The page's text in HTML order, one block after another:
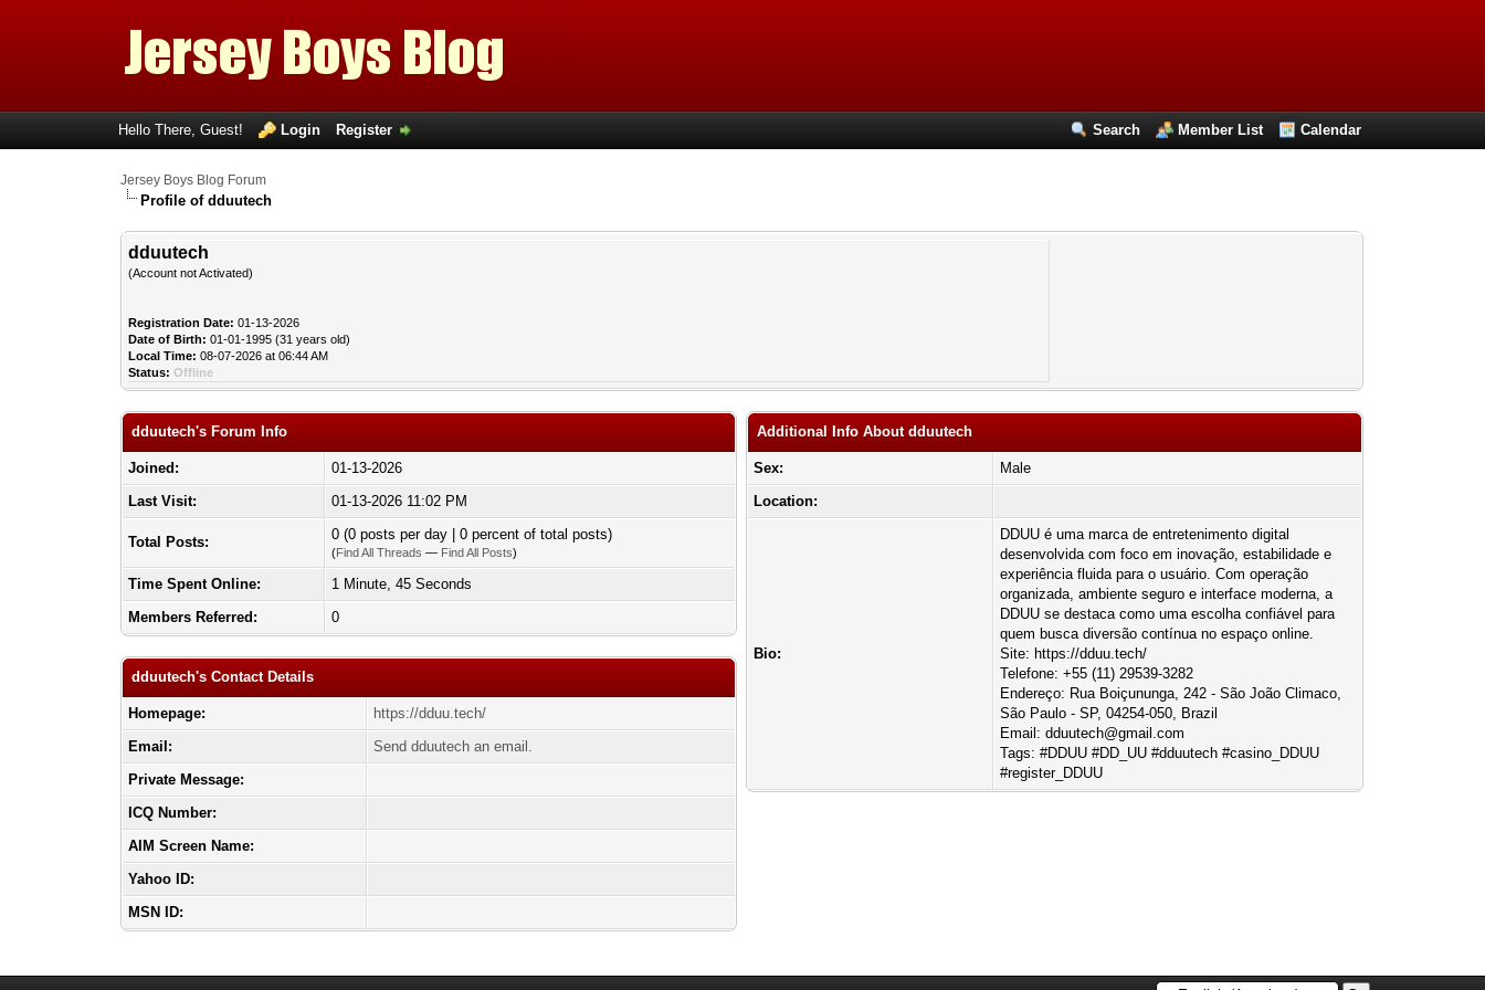
Search Member List Calendar
Hello There, Guest! Login Register
Jersey Boys Blog Forum
Profile of dduutech
dduutech
(Account not Activated)
Registration Date: 01-13-2026
Date of Birth: 01-01-1995 (31 years old)
Local Time: 08-07-2026 at 06:44 AM
Status: Offline
dduutech's Forum Info
Joined:
01-13-2026
Last Visit:
01-13-2026 11:02 PM
Total Posts: 0 (0 posts per day | 0 percent of total posts)
(Find All Threads — Find All Posts)
Time Spent Online:
1 Minute, 45 Seconds
Members Referred:
0
dduutech's Contact Details
Homepage:
https://dduu.tech/
Email:
Send dduutech an email.
Private Message:
ICQ Number:
AIM Screen Name:
Yahoo ID:
MSN ID:
Additional Info About dduutech
Sex:
Male
Location:
Bio:
DDUU é uma marca de entretenimento digital
desenvolvida com foco em inovação, estabilidade e
experiência fluida para o usuário. Com operação
organizada, ambiente seguro e interface moderna, a
DDUU se destaca como uma escolha confiável para
quem busca diversão contínua no espaço online.
Site: https://dduu.tech/
Telefone: +55 (11) 29539-3282
Endereço: Rua Boiçununga, 242 - São João Climaco,
São Paulo - SP, 04254-050, Brazil
Email:dduutech@gmail.com
Tags: #DDUU #DD_UU #dduutech #casino_DDUU
#register_DDUU